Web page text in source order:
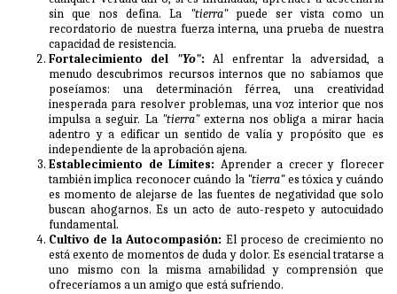
sin que nos defina. La "tierra"puede ser vista como un
recordatorio de nuestra fuerza interna, una prueba de nuestra
capacidad de resistencia.
Fortalecimiento del "Yo": Al enfrentar la adversidad, a
menudo descubrimos recursos internos que no sabíamos que
poseíamos: una determinación férrea, una creatividad
inesperada para resolver problemas, una voz interior que nos
impulsa a seguir. La "tierra"externa nos obliga a mirar hacia
adentro y a edificar un sentido de valía y propósito que es
independiente de la aprobación ajena.
Establecimiento de Límites: Aprender a crecer y florecer
también implica reconocer cuándo la "tierra"es tóxica y cuándo
es momento de alejarse de las fuentes de negatividad que solo
buscan ahogarnos. Es un acto de auto-respeto y autocuidado
fundamental.
Cultivo de la Autocompasión: El proceso de crecimiento no
está exento de momentos de duda y dolor. Es esencial tratarse a
uno mismo con la misma amabilidad y comprensión que
ofreceríamos a un amigo que está sufriendo.